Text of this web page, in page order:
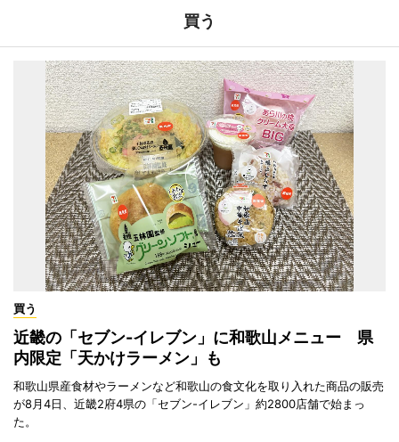
買う
買う
近畿の「セブン-イレブン」に和歌山メニュー 県
内限定「天かけラーメン」も
和歌山県産食材やラーメンなど和歌山の食文化を取り入れた商品の販売
が8月4日、近畿2府4県の「セブン-イレブン」約2800店舗で始まっ
た。